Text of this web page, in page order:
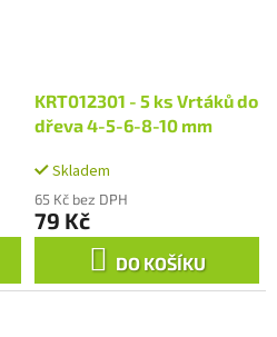
KRT012301 - 5 ks Vrtáků do
dřeva 4-5-6-8-10 mm
Skladem
65 Kč bez DPH
79 Kč
DO KOŠÍKU